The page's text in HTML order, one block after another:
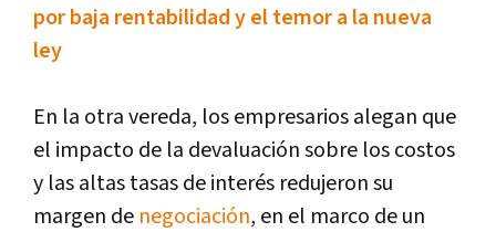
por baja rentabilidad y el temor a la nueva
ley
En la otra vereda, los empresarios alegan que
el impacto de la devaluación sobre los costos
y las altas tasas de interés redujeron su
margen de negociación, en el marco de un